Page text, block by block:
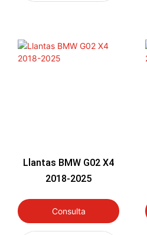
Llantas BMW G02 X4
2018-2025
Consulta